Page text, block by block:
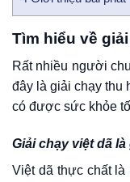
Tìm hiểu về
Rất nhiều người
đây là giải chạy thu
có được sức khỏe
Giải chạy việt dã là
Việt dã thực chất